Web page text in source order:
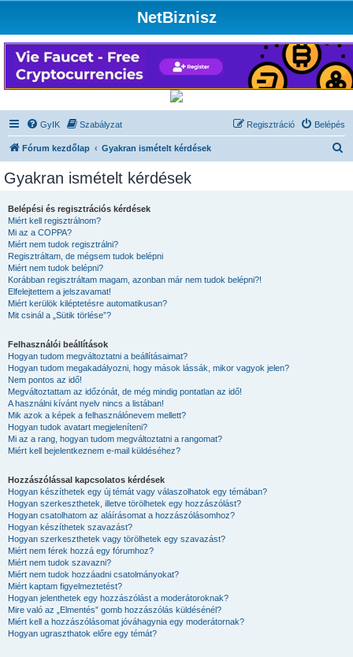
NetBiznisz
GyIK Szabályzat Belépés
Regisztráció
Fórum kezdőlap Gyakran ismételt kérdések
Gyakran ismételt kérdések
Belépési és regisztrációs kérdések
Miért kell regisztrálnom?
Mi az a COPPA?
Miért nem tudok regisztrálni?
Regisztráltam, de mégsem tudok belépni
Miért nem tudok belépni?
Korábban regisztráltam magam, azonban már nem tudok belépni?!
Elfelejtettem a jelszavamat!
Miért kerülök kiléptetésre automatikusan?
Mit csinál a „Sütik törlése”?
Felhasználói beállítások
Hogyan tudom megváltoztatni a beállításaimat?
Hogyan tudom megakadályozni, hogy mások lássák, mikor vagyok jelen?
Nem pontos az idő!
Megváltoztattam az időzónát, de még mindig pontatlan az idő!
A használni kívánt nyelv nincs a listában!
Mik azok a képek a felhasználónevem mellett?
Hogyan tudok avatart megjeleníteni?
Mi az a rang, hogyan tudom megváltoztatni a rangomat?
Miért kell bejelentkeznem e-mail küldéséhez?
Hozzászólással kapcsolatos kérdések
Hogyan készíthetek egy új témát vagy válaszolhatok egy témában?
Hogyan szerkeszthetek, illetve törölhetek egy hozzászólást?
Hogyan csatolhatom az aláírásomat a hozzászólásomhoz?
Hogyan készíthetek szavazást?
Hogyan szerkeszthetek vagy törölhetek egy szavazást?
Miért nem férek hozzá egy fórumhoz?
Miért nem tudok szavazni?
Miért nem tudok hozzáadni csatolmányokat?
Miért kaptam figyelmeztetést?
Hogyan jelenthetek egy hozzászólást a moderátoroknak?
Mire való az „Elmentés” gomb hozzászólás küldésénél?
Miért kell a hozzászólásomat jóváhagynia egy moderátornak?
Hogyan ugraszthatok előre egy témát?